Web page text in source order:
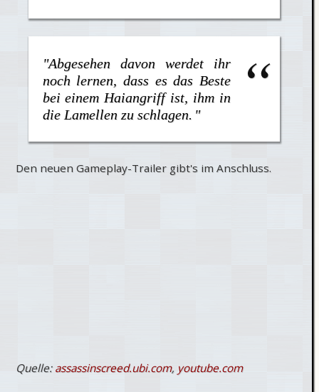
"Abgesehen davon werdet ihr
noch lernen, dass es das Beste
bei einem Haiangriff ist, ihm in
die Lamellen zu schlagen. "
Den neuen Gameplay-Trailer gibt's im Anschluss.
Quelle:assassinscreed.ubi.com, youtube.com